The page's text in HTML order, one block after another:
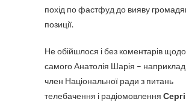
похід по фастфуд до вияву
позиції.
Не обійшлося і без коментарів
самого Анатолія Шарія –
член Національної ради з питань
телебачення і радіомовлення